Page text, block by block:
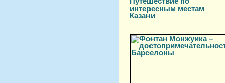
интересным местам
Казани